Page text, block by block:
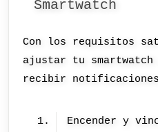
Smartwatch
Con los requisitos
ajustar tu smartwatch
recibir notificaciones
Encender y